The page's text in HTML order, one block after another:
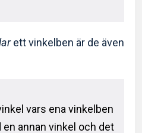
ett vinkelben är de även
vars ena vinkelben
annan vinkel och det